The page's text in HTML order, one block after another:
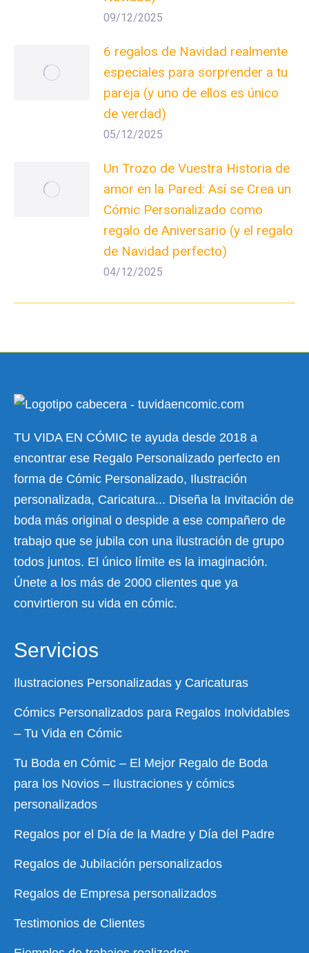
09/12/2025
6 regalos de Navidad realmente
especiales para sorprender a tu
pareja (y uno de ellos es único
de verdad)
05/12/2025
Un Trozo de Vuestra Historia de
amor en la Pared: Así se Crea un
Cómic Personalizado como
regalo de Aniversario (y el regalo
de Navidad perfecto)
04/12/2025
TU VIDA EN CÓMIC te ayuda desde 2018 a
encontrar ese Regalo Personalizado perfecto en
forma de Cómic Personalizado, Ilustración
personalizada, Caricatura... Diseña la Invitación de
boda más original o despide a ese compañero de
trabajo que se jubila con una ilustración de grupo
todos juntos. El único límite es la imaginación.
Únete a los más de 2000 clientes que ya
convirtieron su vida en cómic.
Servicios
Ilustraciones Personalizadas y Caricaturas
Cómics Personalizados para Regalos Inolvidables
– Tu Vida en Cómic
Tu Boda en Cómic – El Mejor Regalo de Boda
para los Novios – Ilustraciones y cómics
personalizados
Regalos por el Día de la Madre y Día del Padre
Regalos de Jubilación personalizados
Regalos de Empresa personalizados
Testimonios de Clientes